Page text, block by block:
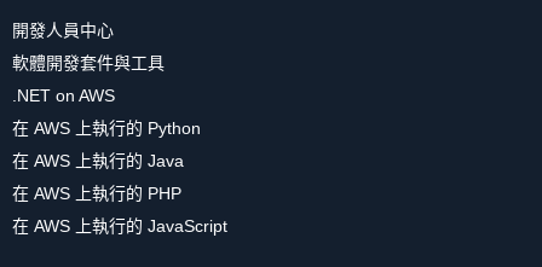
開發人員中心
軟體開發套件與工具
.NET on AWS
在 AWS 上執行的 Python
在 AWS 上執行的 Java
在 AWS 上執行的 PHP
在 AWS 上執行的 JavaScript